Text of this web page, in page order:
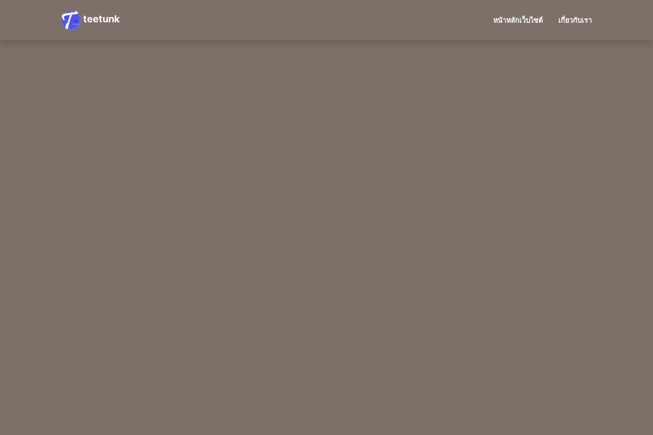
teetunk หน้าหลักเว็บไซต์ เกี่ยวกับเรา